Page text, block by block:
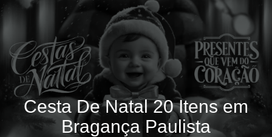
Cesta De Natal 20 Itens em
Bragança Paulista